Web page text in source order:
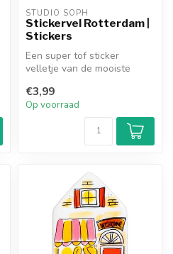
STUDIO SOPH
Stickervel Rotterdam |
Stickers
Een super tof sticker
velletje van de mooiste
Er z...
€3,99
Op voorraad